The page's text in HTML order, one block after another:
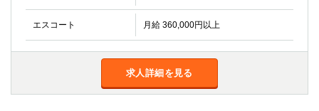
エスコート 月給 360,000円以上
求人詳細を見る